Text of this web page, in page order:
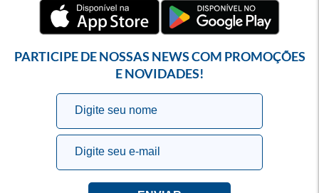
PARTICIPE DE NOSSAS NEWS COM PROMOÇÕES
E NOVIDADES!